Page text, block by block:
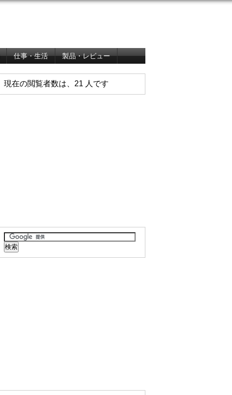
仕事・生活
製品・レビュー
現在の閲覧者数は、21 人です